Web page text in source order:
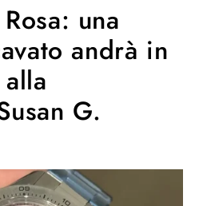
una
andrà in
G.